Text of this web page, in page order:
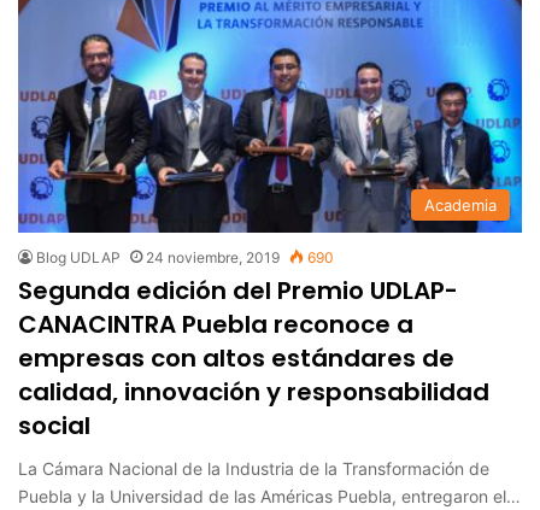
Academia
Blog UDLAP 24 noviembre, 2019 690
Segunda edición del Premio UDLAP-
CANACINTRA Puebla reconoce a
empresas con altos estándares de
calidad, innovación y responsabilidad
social
La Cámara Nacional de la Industria de la Transformación de
Puebla y la Universidad de las Américas Puebla, entregaron el…